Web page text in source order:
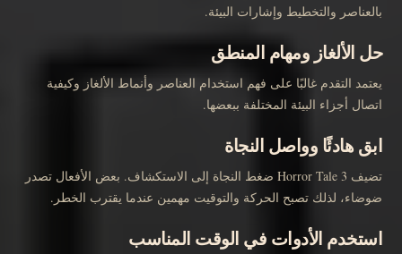
بالعناصر والتخطيط وإشارات البيئة.
حل الألغاز ومهام المنطق
يعتمد التقدم غالبًا على فهم استخدام العناصر وأنماط الألغاز وكيفية
اتصال أجزاء البيئة المختلفة ببعضها.
ابق هادئًا وواصل النجاة
تضيف Horror Tale 3 ضغط النجاة إلى الاستكشاف. بعض الأفعال تصدر
ضوضاء، لذلك تصبح الحركة والتوقيت مهمين عندما يقترب الخطر.
استخدم الأدوات في الوقت المناسب